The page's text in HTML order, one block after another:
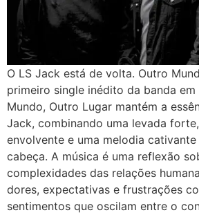
O LS Jack está de volta. Outro
primeiro single inédito da banda em
Mundo, Outro Lugar mantém a
Jack, combinando uma levada
envolvente e uma melodia
cabeça. A música é uma reflexão
complexidades das relações
dores, expectativas e frustrações
sentimentos que oscilam entre o